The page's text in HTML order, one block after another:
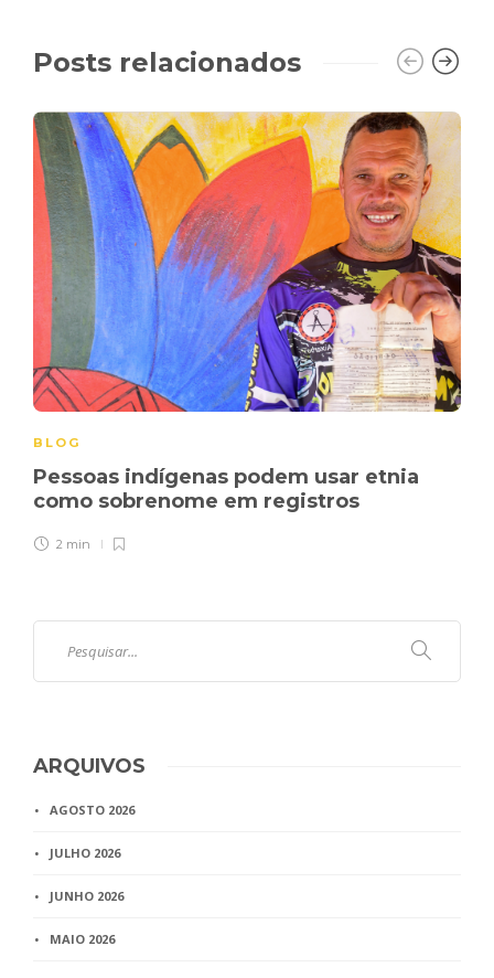
Posts relacionados
BLOG
Pessoas indígenas podem usar etnia
como sobrenome em registros
2 min
ARQUIVOS
AGOSTO 2026
JULHO 2026
JUNHO 2026
MAIO 2026